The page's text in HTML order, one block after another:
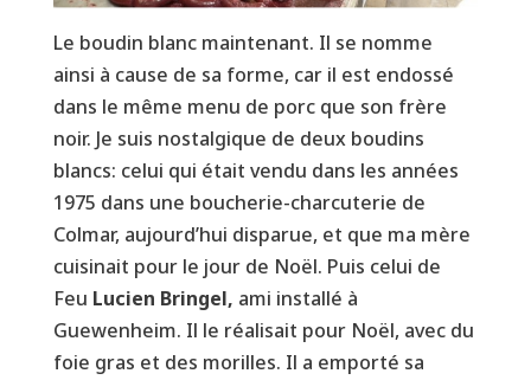
Le boudin blanc maintenant. Il se nomme
ainsi à cause de sa forme, car il est endossé
dans le même menu de porc que son frère
noir. Je suis nostalgique de deux boudins
blancs: celui qui était vendu dans les années
1975 dans une boucherie-charcuterie de
Colmar, aujourd’hui disparue, et que ma mère
cuisinait pour le jour de Noël. Puis celui de
Feu Lucien Bringel, ami installé à
Guewenheim. Il le réalisait pour Noël, avec du
foie gras et des morilles. Il a emporté sa